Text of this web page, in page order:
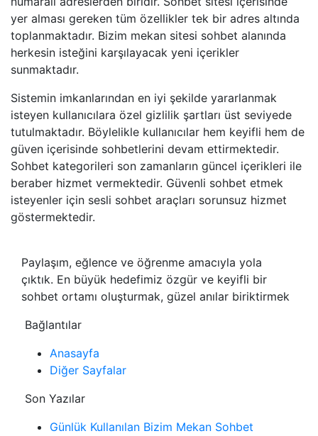
yer alması gereken tüm özellikler tek bir adres altında
toplanmaktadır. Bizim mekan sitesi sohbet alanında
herkesin isteğini karşılayacak yeni içerikler
sunmaktadır.
Sistemin imkanlarından en iyi şekilde yararlanmak
isteyen kullanıcılara özel gizlilik şartları üst seviyede
tutulmaktadır. Böylelikle kullanıcılar hem keyifli hem de
güven içerisinde sohbetlerini devam ettirmektedir.
Sohbet kategorileri son zamanların güncel içerikleri ile
beraber hizmet vermektedir. Güvenli sohbet etmek
isteyenler için sesli sohbet araçları sorunsuz hizmet
göstermektedir.
Paylaşım, eğlence ve öğrenme amacıyla yola
çıktık. En büyük hedefimiz özgür ve keyifli bir
sohbet ortamı oluşturmak, güzel anılar biriktirmek
Bağlantılar
Anasayfa
Diğer Sayfalar
Son Yazılar
Günlük Kullanılan Bizim Mekan Sohbet